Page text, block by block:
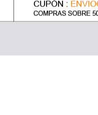
MI CUENTA: